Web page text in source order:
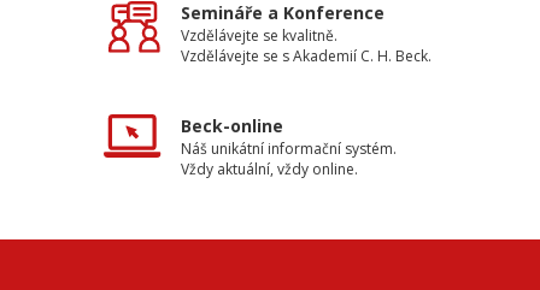
Semináře a Konference
Vzdělávejte se kvalitně.
Vzdělávejte se s Akademií C. H. Beck.
Beck-online
Náš unikátní informační systém.
Vždy aktuální, vždy online.